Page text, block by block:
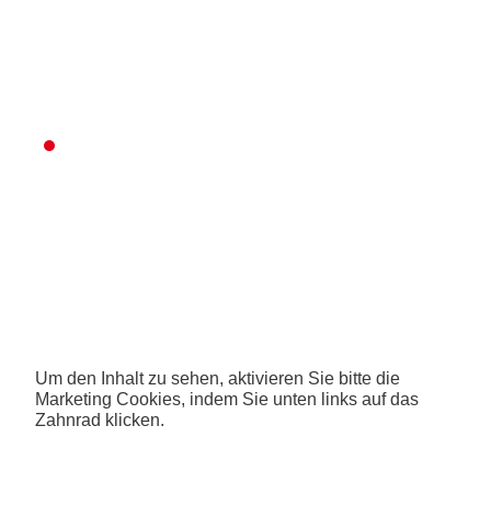
Um den Inhalt zu sehen, aktivieren Sie bitte die
Marketing Cookies, indem Sie unten links auf das
Zahnrad klicken.